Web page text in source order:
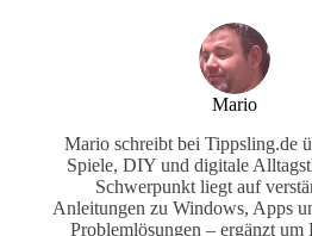
Mario
Mario schreibt bei Tippsling.de
Spiele, DIY und digitale
Schwerpunkt liegt auf
Anleitungen zu Windows, Apps
Problemlösungen – ergänzt um